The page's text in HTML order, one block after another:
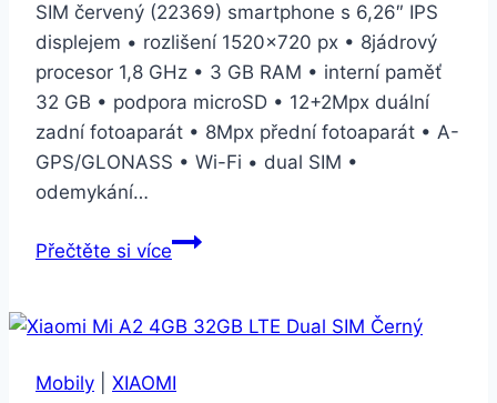
SIM červený (22369) smartphone s 6,26″ IPS
displejem • rozlišení 1520×720 px • 8jádrový
procesor 1,8 GHz • 3 GB RAM • interní paměť
32 GB • podpora microSD • 12+2Mpx duální
zadní fotoaparát • 8Mpx přední fotoaparát • A-
GPS/GLONASS • Wi-Fi • dual SIM •
odemykání…
Přečtěte si víceXiaomi
32
Dual
Mobily XIAOMI